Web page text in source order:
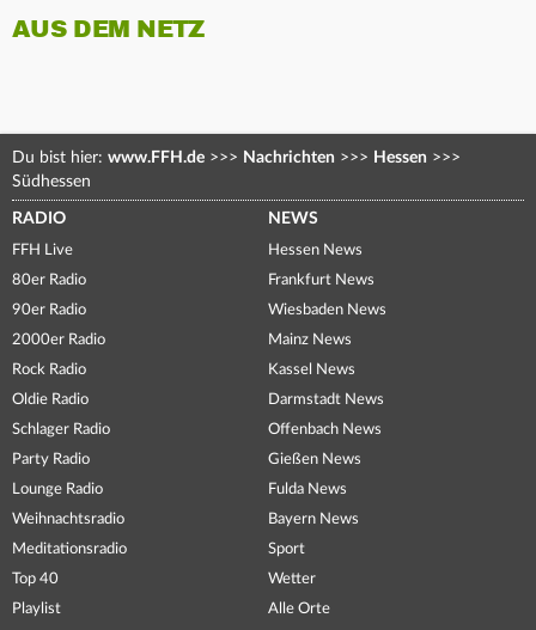
AUS DEM NETZ
Du bist hier: www.FFH.de >>> Nachrichten >>> Hessen >>>
Südhessen
RADIO
FFH Live
80er Radio
90er Radio
2000er Radio
Rock Radio
Oldie Radio
Schlager Radio
Party Radio
Lounge Radio
Weihnachtsradio
Meditationsradio
Top 40
Playlist
NEWS
Hessen News
Frankfurt News
Wiesbaden News
Mainz News
Kassel News
Darmstadt News
Offenbach News
Gießen News
Fulda News
Bayern News
Sport
Wetter
Alle Orte